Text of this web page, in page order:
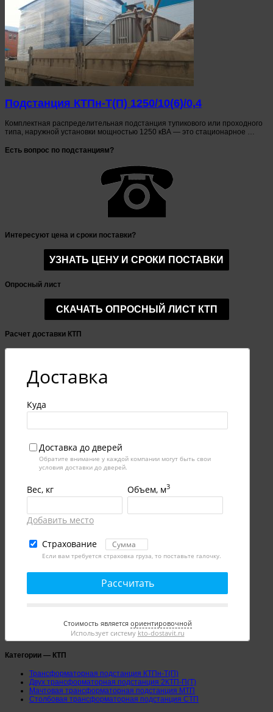
Подстанция КТПн-Т(П) 1250/10(6)/0,4
Комплектная распределительная подстанция тупикового или проходного
типа, наружной установки мощностью 1250 кВА — это стационарное …
Есть вопрос по подстанциям?
Интересуют цена и сроки поставки?
Опросный лист
Расчет доставки КТП
Доставка
Куда
Доставка до дверей
Обратите внимание у каждой компании могут быть свои
условия доставки до дверей.
Вес, кг Объем, м3
Добавить место
Страхование
Если вам требуется страховка груза, то поставьте галочку.
Рассчитать
Стоимость является ориентировочной
Использует систему kto-dostavit.ru
Категории — КТП
Трансформаторная подстанция КТПн-Т(П)
Двух трансформаторная подстанция 2КТП-П(Т)
Мачтовая трансформаторная подстанция МТП
Столбовая трансформаторная подстанция СТП